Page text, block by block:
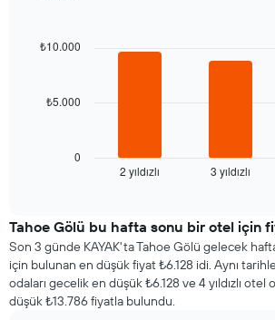
with
Aşağıdaki
odanın
bu
geceki
ortalama
fiyatını
yıldız
2 yıldızlı 3 yıldızlı
0
₺5.000
₺10.000
Tahoe Gölü bu hafta sonu bir otel için
Son 3 günde KAYAK'ta Tahoe Gölü gelecek
için bulunan en düşük fiyat ₺6.128 idi. Aynı
odaları gecelik en düşük ₺6.128 ve 4 yıldızlı otel
düşük ₺13.786 fiyatla bulundu.